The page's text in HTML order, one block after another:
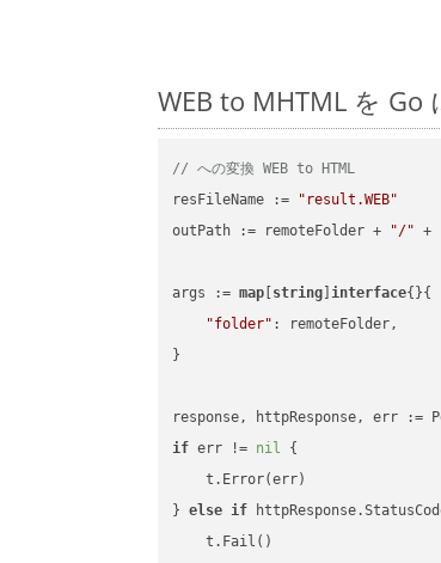
WEB to MHTML を
// への変換 WEB to HTML
resFileName :=
"result.WEB"
outPath := remoteFolder +
"/" +
args := map string ]interface{}{
"folder" : remoteFolder,
}
if err != nil {
    t.Error(err)
} else if
    t.Fail()